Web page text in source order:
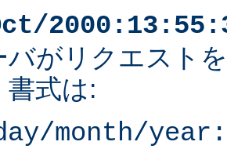
バがリクエスト
書式は:
month/